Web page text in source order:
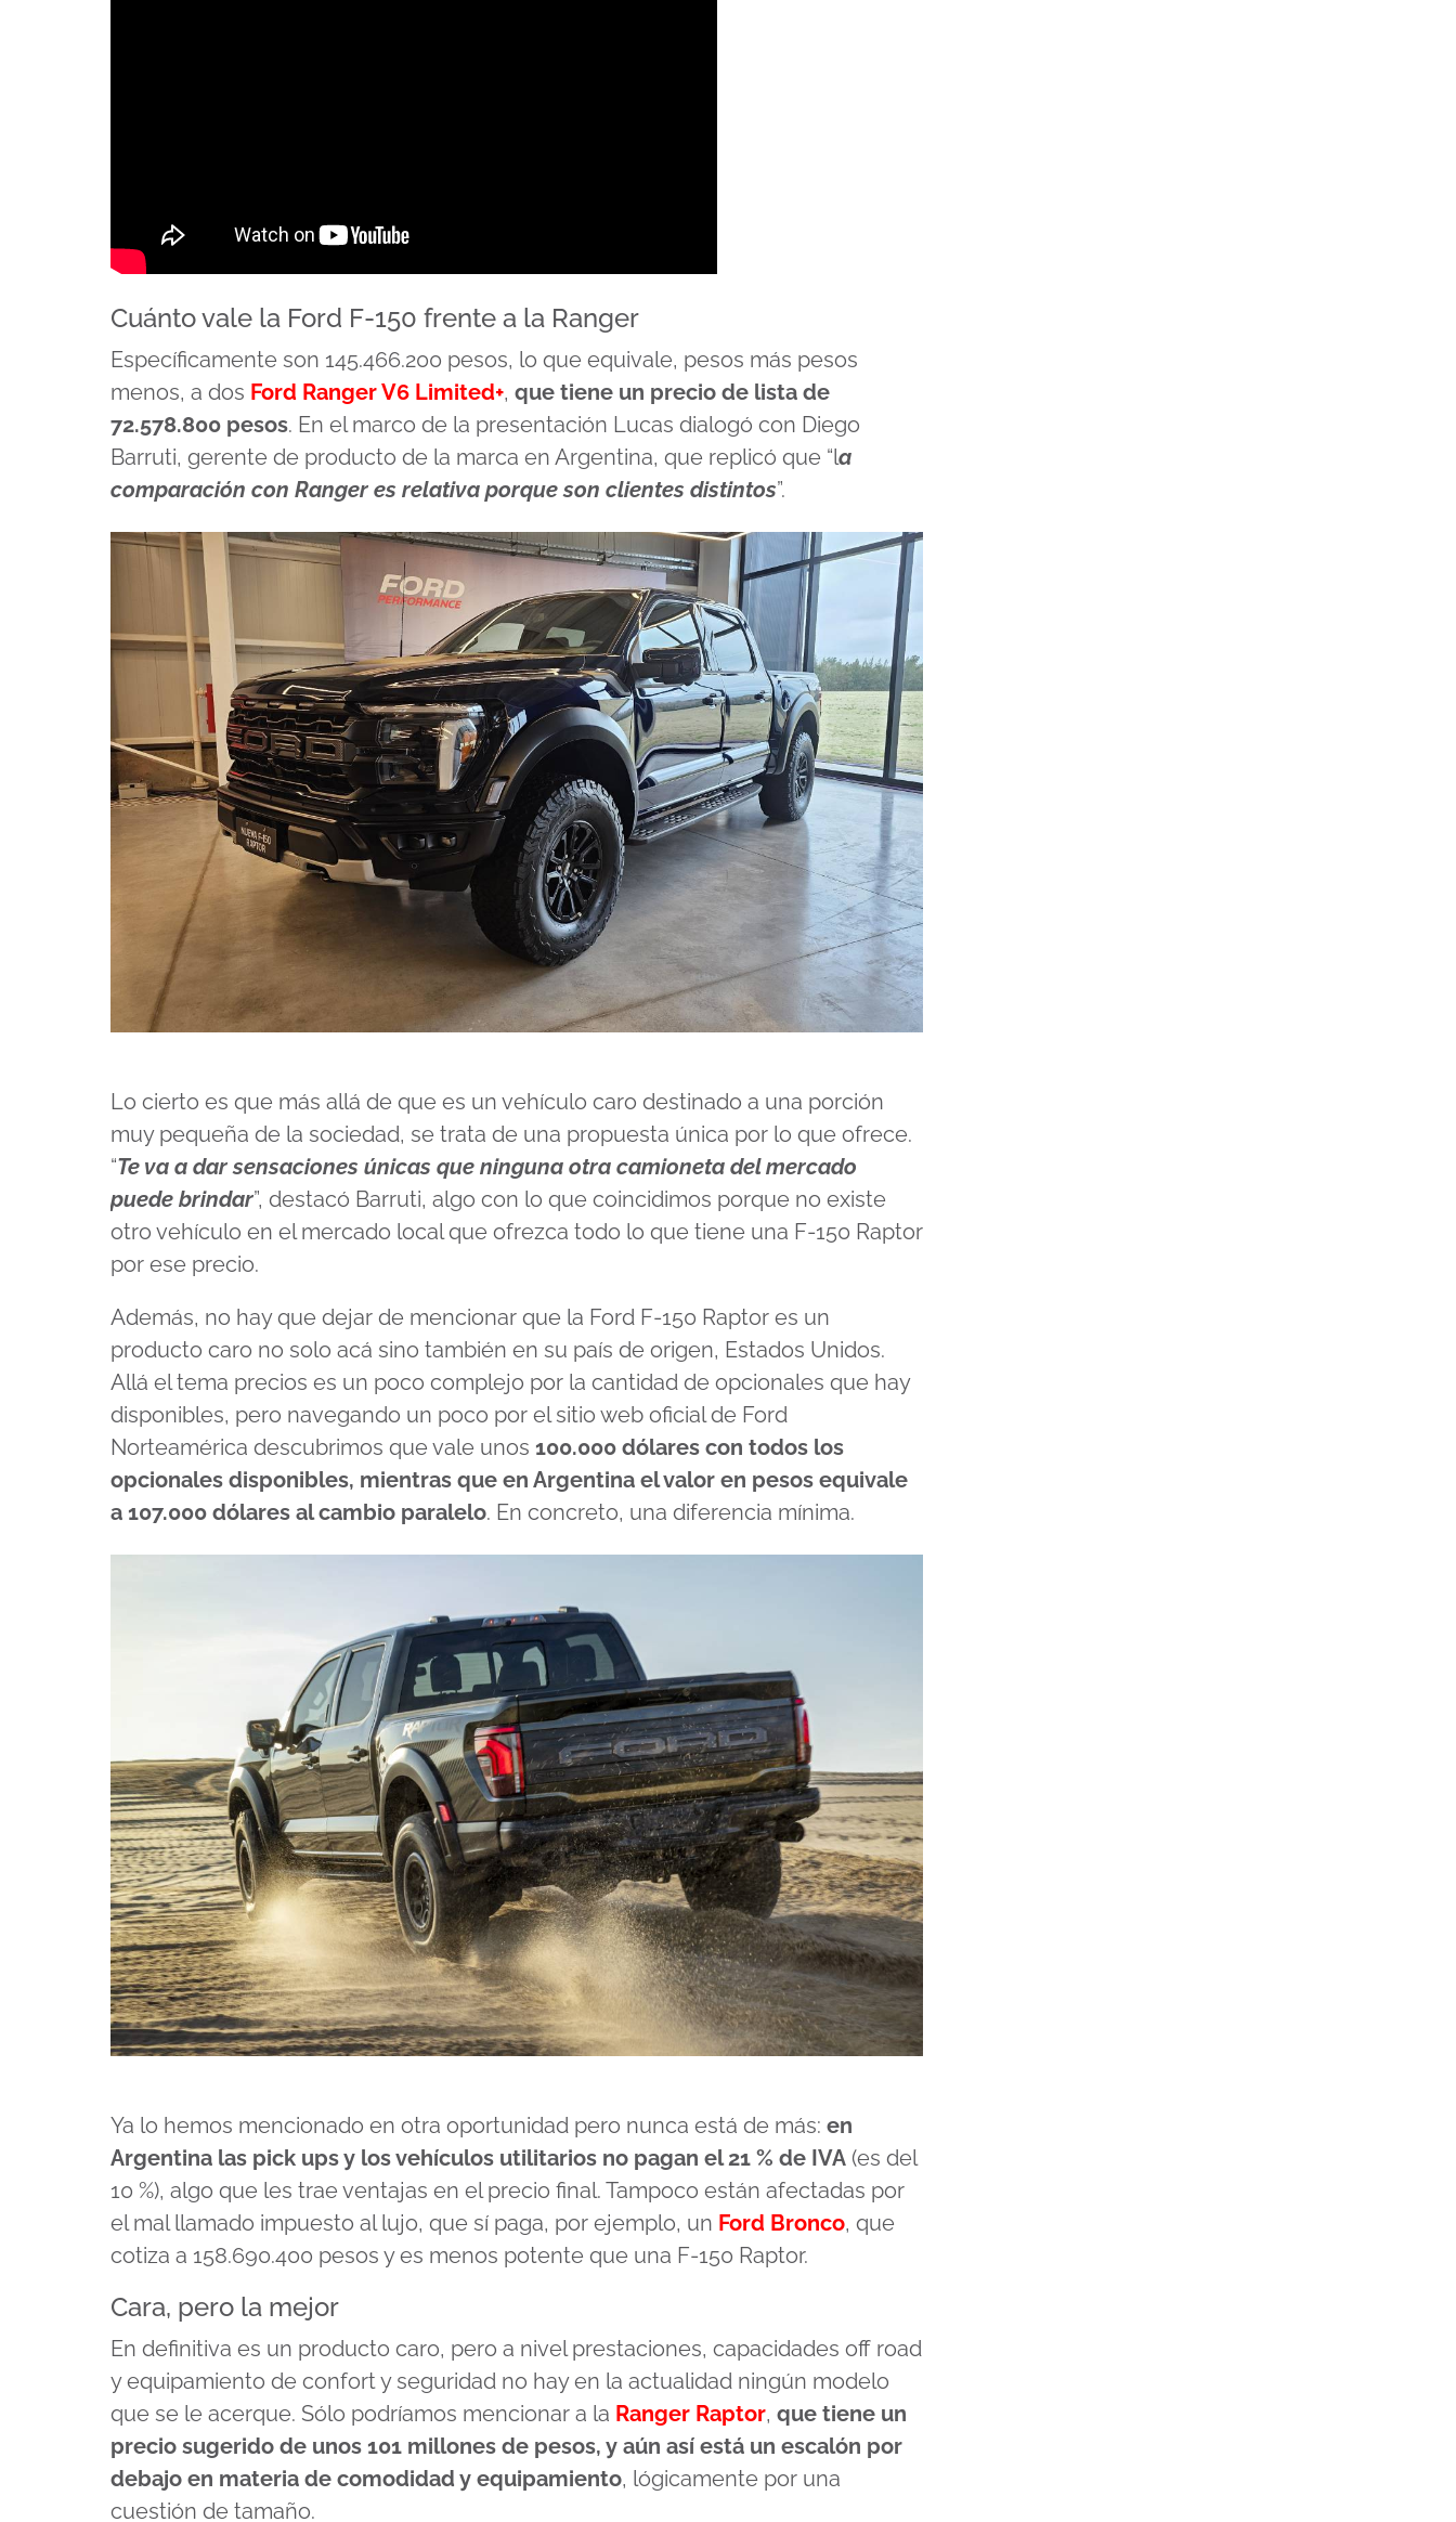
Cuánto vale la Ford F-150 frente a la Ranger
Específicamente son 145.466.200 pesos, lo que equivale, pesos más pesos
menos, a dos Ford Ranger V6 Limited+, que tiene un precio de lista de
72.578.800 pesos. En el marco de la presentación Lucas dialogó con Diego
Barruti, gerente de producto de la marca en Argentina, que replicó que “la
comparación con Ranger es relativa porque son clientes distintos”.
Lo cierto es que más allá de que es un vehículo caro destinado a una porción
muy pequeña de la sociedad, se trata de una propuesta única por lo que ofrece.
“Te va a dar sensaciones únicas que ninguna otra camioneta del mercado
puede brindar”, destacó Barruti, algo con lo que coincidimos porque no existe
otro vehículo en el mercado local que ofrezca todo lo que tiene una F-150 Raptor
por ese precio.
Además, no hay que dejar de mencionar que la Ford F-150 Raptor es un
producto caro no solo acá sino también en su país de origen, Estados Unidos.
Allá el tema precios es un poco complejo por la cantidad de opcionales que hay
disponibles, pero navegando un poco por el sitio web oficial de Ford
Norteamérica descubrimos que vale unos 100.000 dólares con todos los
opcionales disponibles, mientras que en Argentina el valor en pesos equivale
a 107.000 dólares al cambio paralelo. En concreto, una diferencia mínima.
Ya lo hemos mencionado en otra oportunidad pero nunca está de más: en
Argentina las pick ups y los vehículos utilitarios no pagan el 21 % de IVA (es del
10 %), algo que les trae ventajas en el precio final. Tampoco están afectadas por
el mal llamado impuesto al lujo, que sí paga, por ejemplo, un Ford Bronco, que
cotiza a 158.690.400 pesos y es menos potente que una F-150 Raptor.
Cara, pero la mejor
En definitiva es un producto caro, pero a nivel prestaciones, capacidades off road
y equipamiento de confort y seguridad no hay en la actualidad ningún modelo
que se le acerque. Sólo podríamos mencionar a la Ranger Raptor, que tiene un
precio sugerido de unos 101 millones de pesos, y aún así está un escalón por
debajo en materia de comodidad y equipamiento, lógicamente por una
cuestión de tamaño.